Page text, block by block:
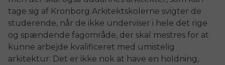
tage sig af Kronborg.Arkitektskolerne svigter de
studerende, når de ikke underviser i hele det rige
og spændende fagområde, der skal mestres for at
kunne arbejde kvalificeret med umistelig
arkitektur. Det er ikke nok at have en holdning,